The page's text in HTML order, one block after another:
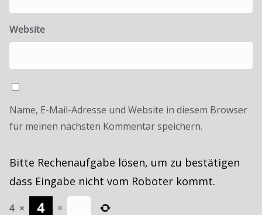
Website
Name, E-Mail-Adresse und Website in diesem Browser
für meinen nächsten Kommentar speichern.
Bitte Rechenaufgabe lösen, um zu bestätigen
dass Eingabe nicht vom Roboter kommt.
4 × =